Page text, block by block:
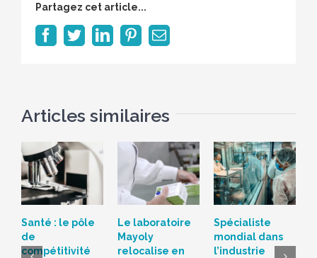
Partagez cet article...
Facebook
TwitterLinkedInPinterest
Email
Articles similaires
Santé : le pôle
de
compétitivité
Le laboratoire
Mayoly
relocalise en
Spécialiste
mondial dans
l’industrie